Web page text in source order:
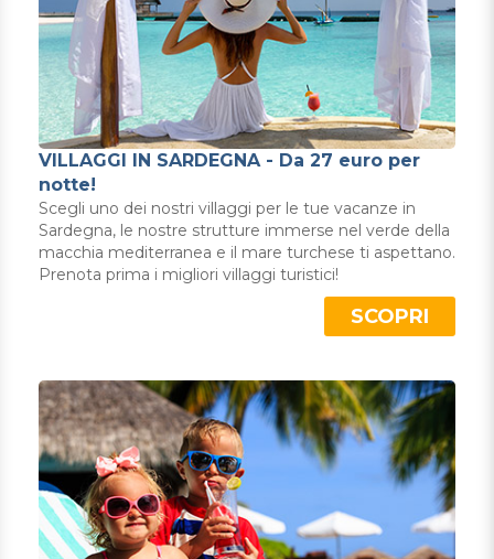
VILLAGGI IN SARDEGNA - Da 27 euro per
notte!
Scegli uno dei nostri villaggi per le tue vacanze in
Sardegna, le nostre strutture immerse nel verde della
macchia mediterranea e il mare turchese ti aspettano.
Prenota prima i migliori villaggi turistici!
SCOPRI